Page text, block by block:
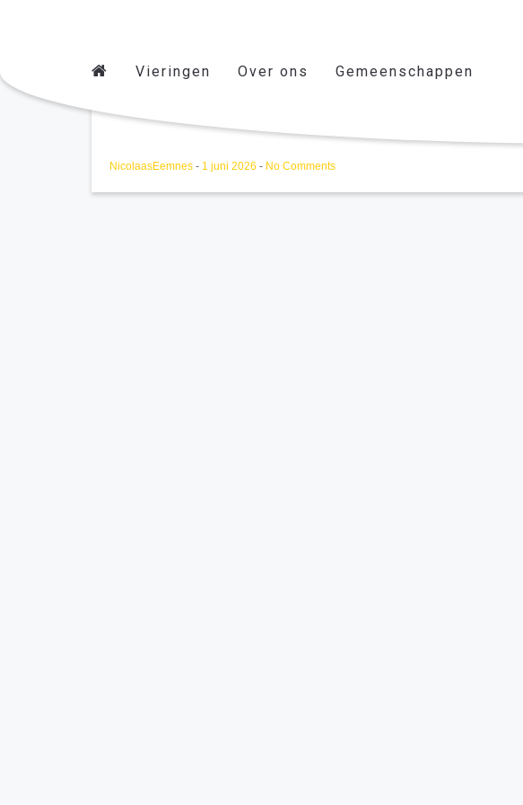
Vieringen Over ons Gemeenschappen
NicolaasEemnes - 1 juni 2026 - No Comments